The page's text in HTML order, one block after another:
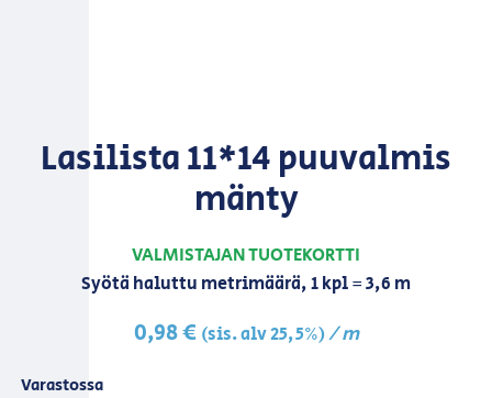
Lasilista 11*14 puuvalmis
mänty
VALMISTAJAN TUOTEKORTTI
Syötä haluttu metrimäärä, 1 kpl = 3,6 m
0,98€ (sis. alv 25,5%)/ m
Varastossa